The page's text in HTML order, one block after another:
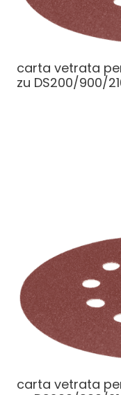
carta vetrata
zu DS200/900/
carta vetrata